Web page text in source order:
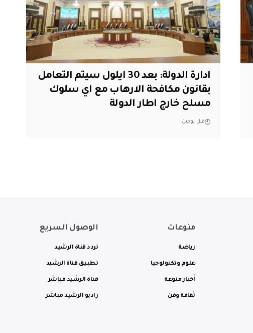
ادارة الدولة: بعد 30 ايلول سيتم التعامل
بقانون مكافحة الارهاب مع اي سلوك
مسلح خارج اطار الدولة
قبل يومين
منوعات
رياضة
علوم وتكنولوجيا
أخبار منوعة
ثقافة وفن
الوصول السريع
تردد قناة الرشيد
تطبيق قناة الرشيد
قناة الرشيد مباشر
راديو الرشيد مباشر